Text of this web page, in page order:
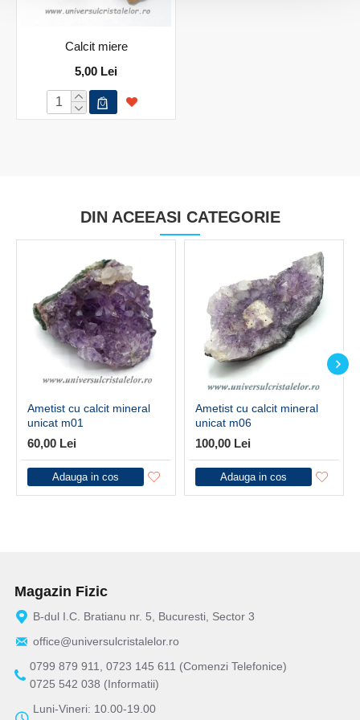
Calcit miere
5,00 Lei
DIN ACEEASI CATEGORIE
Ametist cu calcit mineral
unicat m01
60,00 Lei
Adauga in cos
Ametist cu calcit mineral
unicat m06
100,00 Lei
Adauga in cos
Magazin Fizic
B-dul I.C. Bratianu nr. 5, Bucuresti, Sector 3
office@universulcristalelor.ro
0799 879 911, 0723 145 611 (Comenzi Telefonice)
0725 542 038 (Informatii)
Luni-Vineri: 10.00-19.00